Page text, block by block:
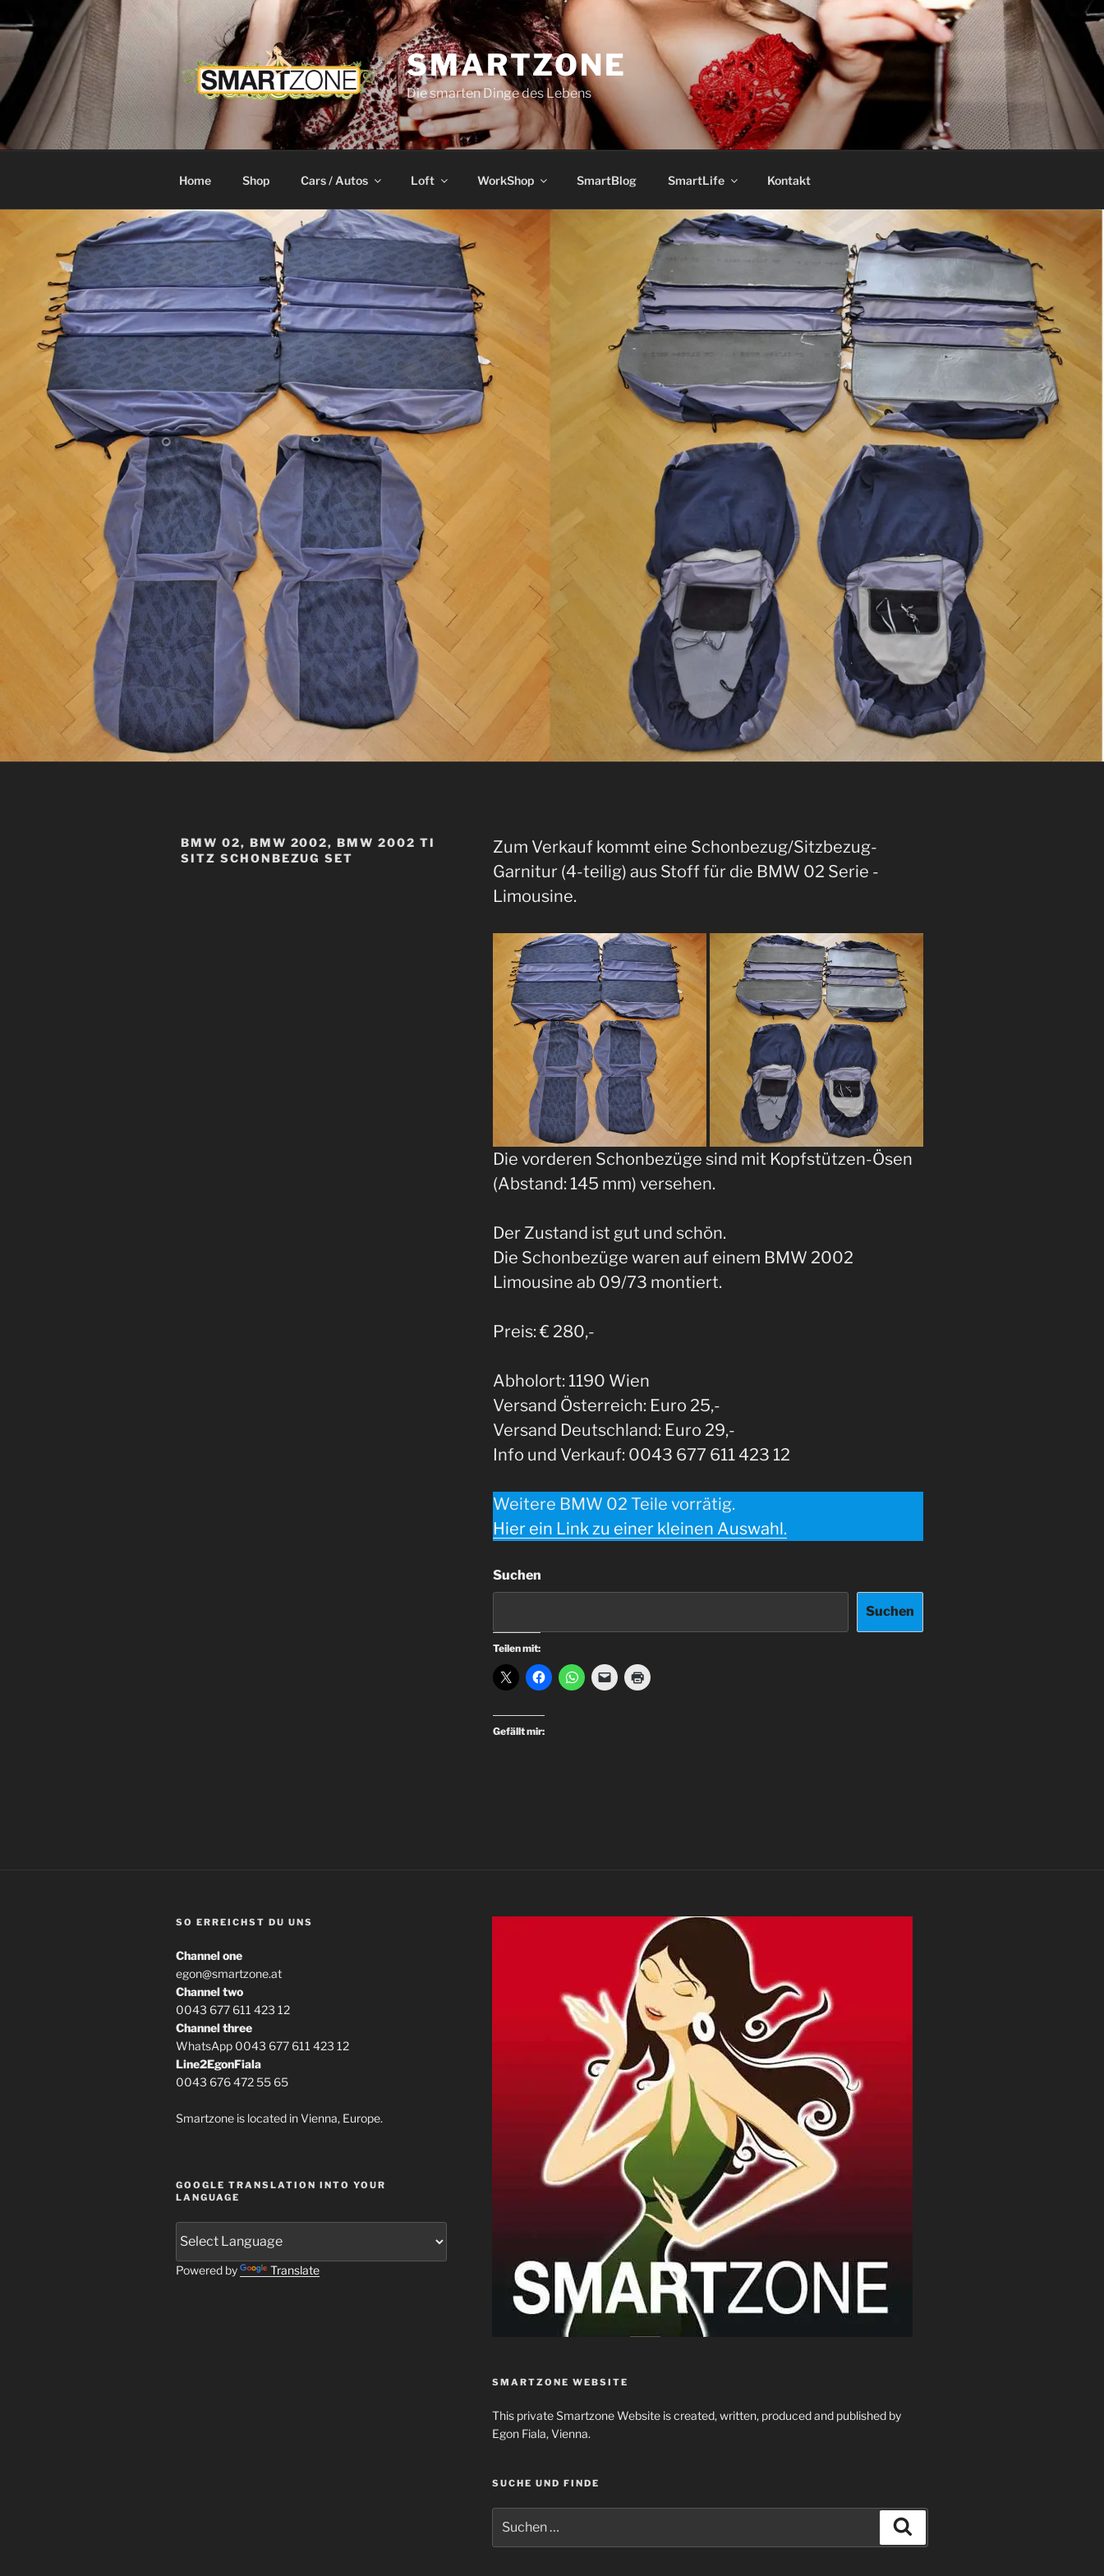
Inhalt
springen
SMARTZONE
Die smarten Dinge des Lebens
Home Shop Cars / Autos Loft WorkShop SmartBlog SmartLife Kontakt
BMW 02, BMW 2002, BMW 2002 TI
SITZ SCHONBEZUG SET
Zum Verkauf kommt eine Schonbezug/Sitzbezug-
Garnitur (4-teilig) aus Stoff für die BMW 02 Serie -
Limousine.
Die vorderen Schonbezüge sind mit Kopfstützen-Ösen
(Abstand: 145 mm) versehen.
Der Zustand ist gut und schön.
Die Schonbezüge waren auf einem BMW 2002
Limousine ab 09/73 montiert.
Preis: € 280,-
Abholort: 1190 Wien
Versand Österreich: Euro 25,-
Versand Deutschland: Euro 29,-
Info und Verkauf: 0043 677 611 423 12
Weitere BMW 02 Teile vorrätig.
Hier ein Link zu einer kleinen Auswahl.
Suchen
Suchen
Teilen mit:
Gefällt mir:
SO ERREICHST DU UNS
Channel one
egon@smartzone.at
Channel two
0043 677 611 423 12
Channel three
WhatsApp 0043 677 611 423 12
Line2EgonFiala
0043 676 472 55 65
Smartzone is located in Vienna, Europe.
GOOGLE TRANSLATION INTO YOUR
LANGUAGE
Powered by Translate
SMARTZONE WEBSITE
This private Smartzone Website is created, written, produced and published by
Egon Fiala, Vienna.
SUCHE UND FINDE
nach: